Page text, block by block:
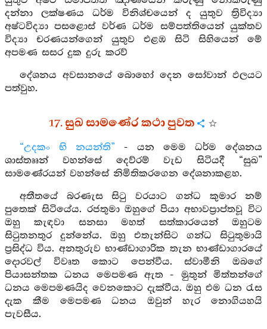
දන්නා ලක්ෂණය ධර්ම විනිශ්චයෙන් ද යුතුව ත්‍රිවිද්‍යා
අෂ්ටවිද්‍යා පසළොස් වර්ණ ධර්ම සම්පත්තියෙන් යුක්තව
විද්‍යා චරණයන්ගෙන් යුතුව එළඹ සිටි සිහියෙන් මේ
අපමණ සසර දුක දුරු කරව්
දේශනය අවසානයේ බොහෝ දෙන සෝවාන් ඵලයට
පත්වුහ.
17. සුඛ සාමණේර කථා පුවත
“උදකං භි නයන්ති” - යන මෙම ධර්ම දේශනය
ශාස්තෲන් වහන්සේ දෙව්රම් වැඩ සිටියදී “සුඛ”
සාමණේරයන් වහන්සේ නිමිතිකරගෙන දේශනාකළහ.
අතීතයේ බරණැස සිටු වරයාට ගන්ධ කුමාර නම්
පුතෙක් සිටියේය. රජතුමා ඔහුගේ පියා අභාවප්‍රාප්තවූ විට
ඔහු කැඳවා සනසා මහත් සත්කාරයෙන් ඔහුටම
සිටුතනතුර දුන්නේය. ඔහු එතැන්සිට ගන්ධ සිටුතුමායි
ප්‍රසිද්ධ විය. අනතුරුව භාණ්ඩාගාරික තැන භාණ්ඩාගාරයේ
දොරවල් විවෘත කොට පෙන්වීය. ස්වාමීනි ඔබගේ
පියාසන්තක ධනය මෙපමණ ඇත - මුතුන් මිත්තන්ගේ
ධනය මෙපමණයිද වෙනකොට දැක්වීය. ඔහු එම ධන රැස
දැක කීම මෙපමණ ධනය ඔවුන් හැර නොගියහයි
පැවසීය.